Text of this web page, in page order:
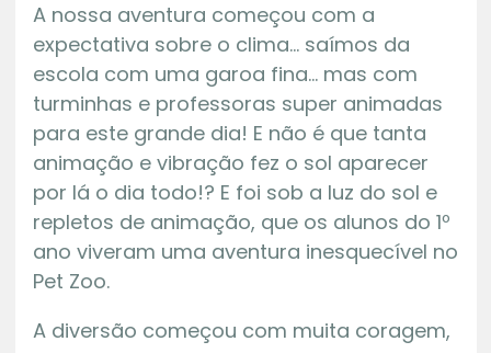
A nossa aventura começou com a
expectativa sobre o clima… saímos da
escola com uma garoa fina… mas com
turminhas e professoras super animadas
para este grande dia! E não é que tanta
animação e vibração fez o sol aparecer
por lá o dia todo!? E foi sob a luz do sol e
repletos de animação, que os alunos do 1º
ano viveram uma aventura inesquecível no
Pet Zoo.
A diversão começou com muita coragem,